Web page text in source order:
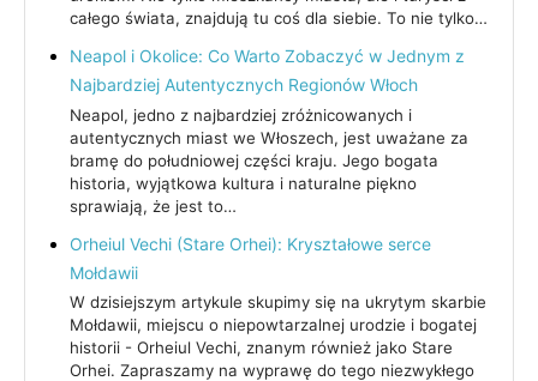
całego świata, znajdują tu coś dla siebie. To nie tylko…
Neapol i Okolice: Co Warto Zobaczyć w Jednym z
Najbardziej Autentycznych Regionów Włoch
Neapol, jedno z najbardziej zróżnicowanych i
autentycznych miast we Włoszech, jest uważane za
bramę do południowej części kraju. Jego bogata
historia, wyjątkowa kultura i naturalne piękno
sprawiają, że jest to…
Orheiul Vechi (Stare Orhei): Kryształowe serce
Mołdawii
W dzisiejszym artykule skupimy się na ukrytym skarbie
Mołdawii, miejscu o niepowtarzalnej urodzie i bogatej
historii - Orheiul Vechi, znanym również jako Stare
Orhei. Zapraszamy na wyprawę do tego niezwykłego